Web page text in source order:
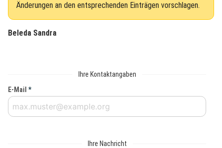
Änderungen an den entsprechenden Einträgen vorschlagen.
Beleda Sandra
Ihre Kontaktangaben
E-Mail *
Ihre Nachricht